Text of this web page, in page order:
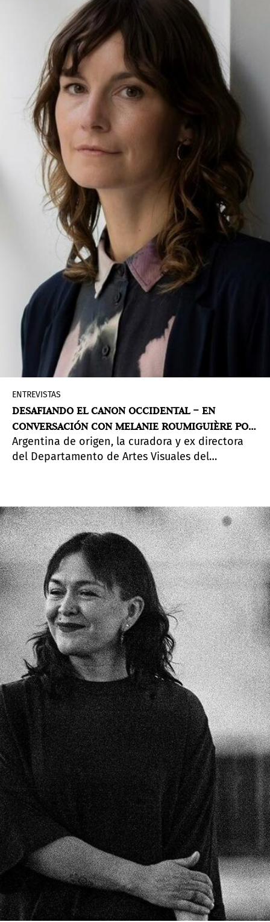
ENTREVISTAS
DESAFIANDO EL CANON OCCIDENTAL – EN
CONVERSACIÓN CON MELANIE ROUMIGUIÈRE POR
SU PARTICIPACIÓN EN PINTA LIMA
Argentina de origen, la curadora y ex directora
del Departamento de Artes Visuales del
construyendo puentes entre las escenas
artísticas de Latinoamérica y los grandes centros
del arte occidental.